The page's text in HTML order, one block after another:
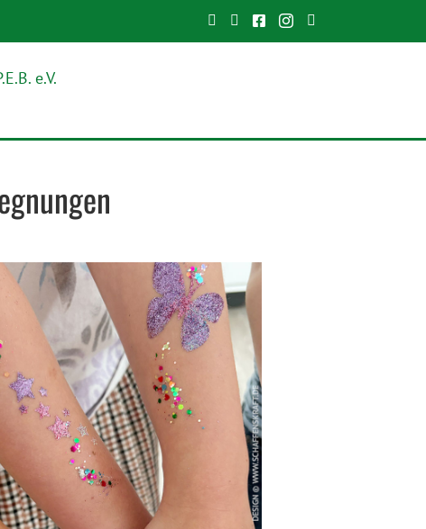
Unsere Webseite
Schreiben Sie uns eine E-
Unsere facebook-Seite
Unser instagram-
Unser